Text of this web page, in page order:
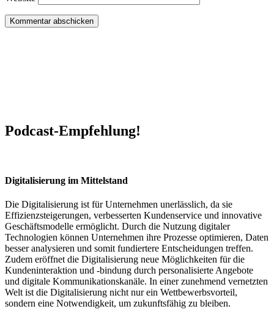
Podcast-Empfehlung!
Digitalisierung im Mittelstand
Die Digitalisierung ist für Unternehmen unerlässlich, da sie
Effizienzsteigerungen, verbesserten Kundenservice und innovative
Geschäftsmodelle ermöglicht. Durch die Nutzung digitaler
Technologien können Unternehmen ihre Prozesse optimieren, Daten
besser analysieren und somit fundiertere Entscheidungen treffen.
Zudem eröffnet die Digitalisierung neue Möglichkeiten für die
Kundeninteraktion und -bindung durch personalisierte Angebote
und digitale Kommunikationskanäle. In einer zunehmend vernetzten
Welt ist die Digitalisierung nicht nur ein Wettbewerbsvorteil,
sondern eine Notwendigkeit, um zukunftsfähig zu bleiben.